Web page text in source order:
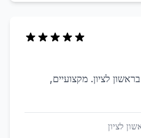
מעולה בראשון לציון. מקצועיים,
לציון